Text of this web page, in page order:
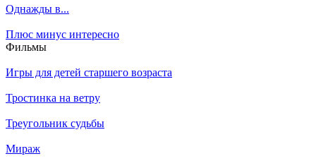
Однажды в...
Плюс минус интересно
Филь­мы
Игры для детей старшего возраста
Тростинка на ветру
Треугольник судьбы
Мираж